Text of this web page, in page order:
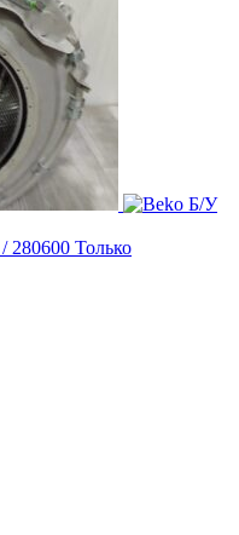
Б/У
280600 Только